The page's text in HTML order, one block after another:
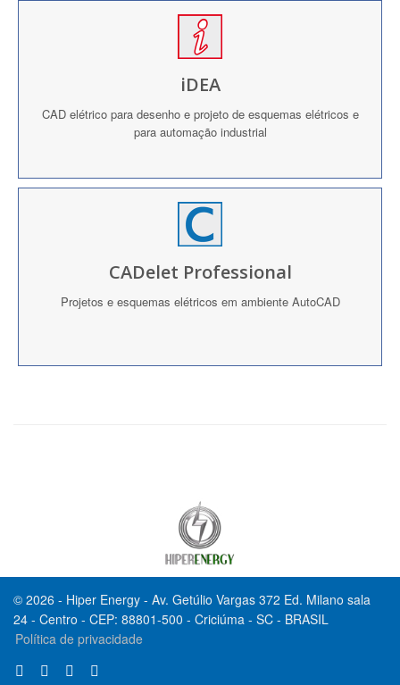
iDEA
CAD elétrico para desenho e projeto de esquemas elétricos e
para automação industrial
CADelet Professional
Projetos e esquemas elétricos em ambiente AutoCAD
© 2026 - Hiper Energy - Av. Getúlio Vargas 372 Ed. Milano sala
24 - Centro - CEP: 88801-500 - Criciúma - SC - BRASIL
Política de privacidade